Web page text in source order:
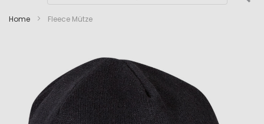
Home Fleece Mütze
Bildergalerie
springen
Bildergalerie
springen